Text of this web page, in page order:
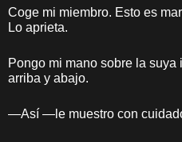
Coge mi miembro. Esto es
Lo aprieta.
Pongo mi mano sobre la
arriba y abajo.
—Así —le muestro con